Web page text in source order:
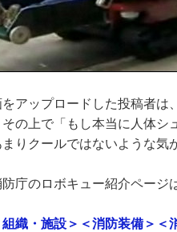
アップロードした投稿者
の上で「もし本当に人体
りクールではないような気
庁のロボキュー紹介ページ
織・施設＞＜消防装備＞＜